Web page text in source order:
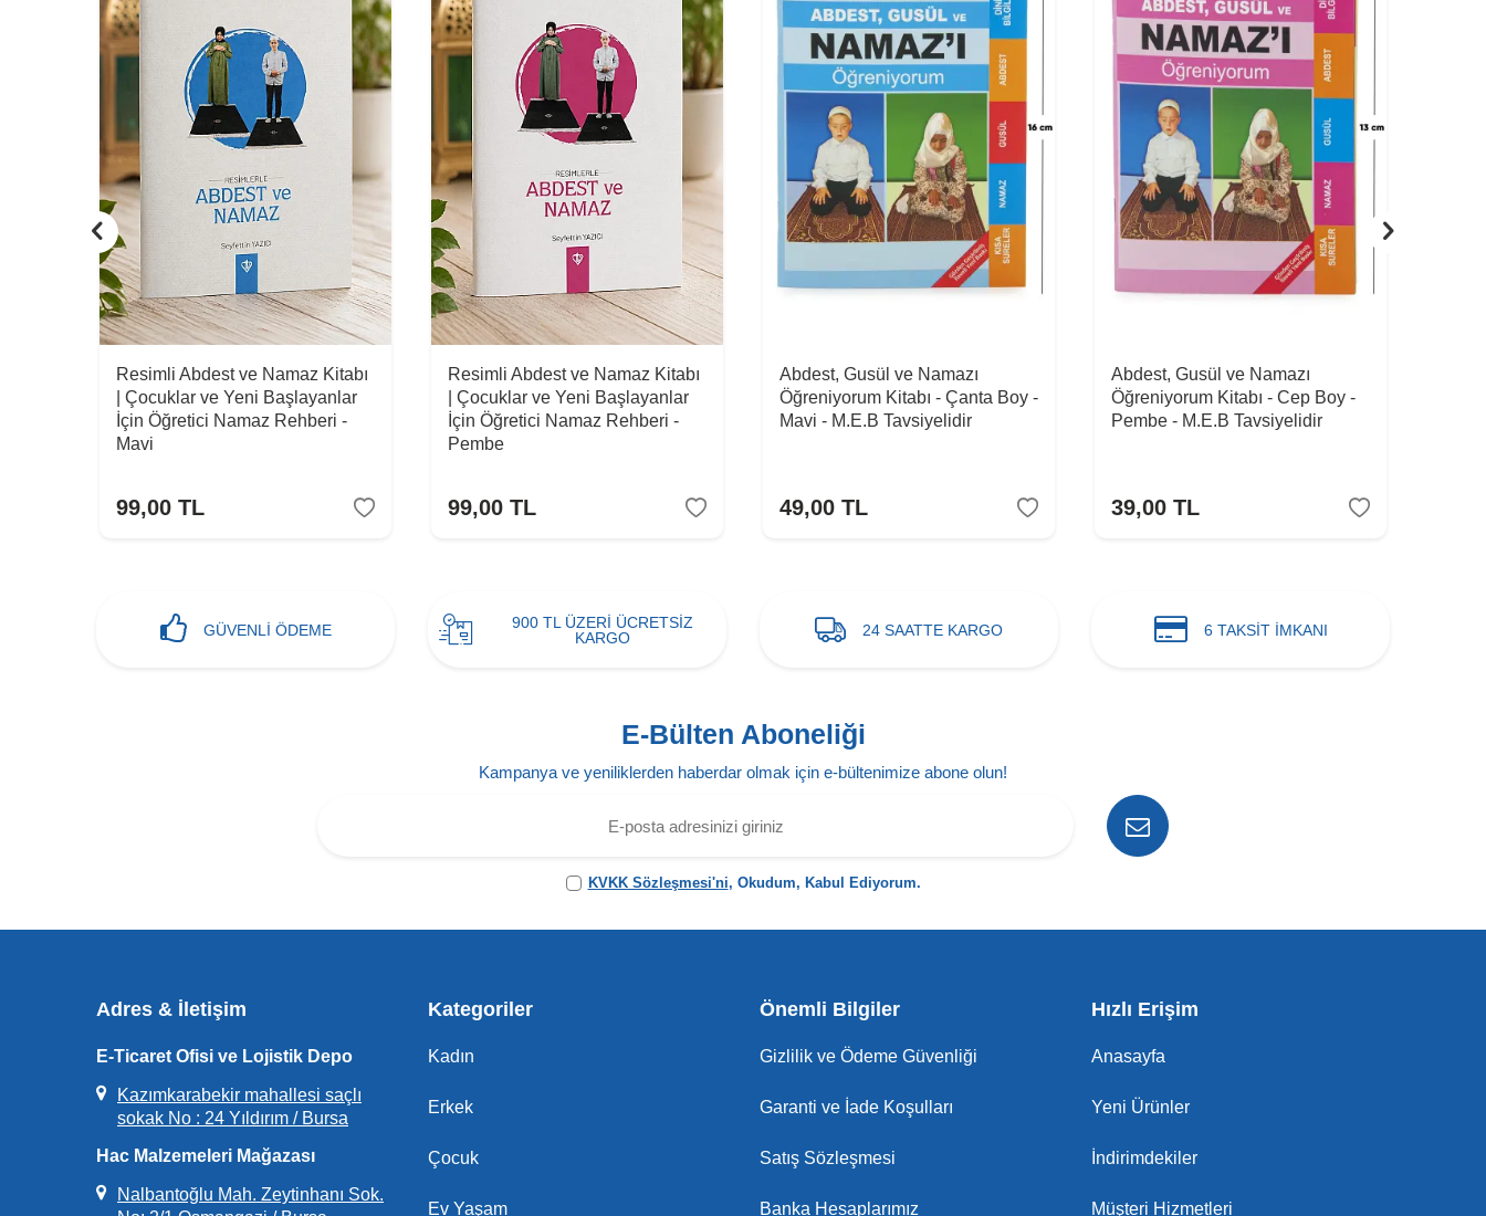
Resimli Abdest ve Namaz Kitabı
| Çocuklar ve Yeni Başlayanlar
İçin Öğretici Namaz Rehberi -
Mavi
99,00 TL
Resimli Abdest ve Namaz Kitabı
| Çocuklar ve Yeni Başlayanlar
İçin Öğretici Namaz Rehberi -
Pembe
99,00 TL
Abdest, Gusül ve Namazı
Öğreniyorum Kitabı - Çanta Boy -
Mavi - M.E.B Tavsiyelidir
49,00 TL
Abdest, Gusül ve Namazı
Öğreniyorum Kitabı - Cep Boy -
Pembe - M.E.B Tavsiyelidir
39,00 TL
GÜVENLİ ÖDEME
900 TL ÜZERİ ÜCRETSİZ
KARGO
24 SAATTE KARGO 6 TAKSİT İMKANI
E-Bülten Aboneliği
Kampanya ve yeniliklerden haberdar olmak için e-bültenimize abone olun!
KVKK Sözleşmesi'ni, Okudum, Kabul Ediyorum.
Adres & İletişim
E-Ticaret Ofisi ve Lojistik Depo
Kazımkarabekir mahallesi saçlı
sokak No : 24 Yıldırım / Bursa
Hac Malzemeleri Mağazası
Nalbantoğlu Mah. Zeytinhanı Sok.
Kategoriler
Kadın
Erkek
Çocuk
Ev Yaşam
Önemli Bilgiler
Gizlilik ve Ödeme Güvenliği
Garanti ve İade Koşulları
Satış Sözleşmesi
Banka Hesaplarımız
Hızlı Erişim
Anasayfa
Yeni Ürünler
İndirimdekiler
Müşteri Hizmetleri